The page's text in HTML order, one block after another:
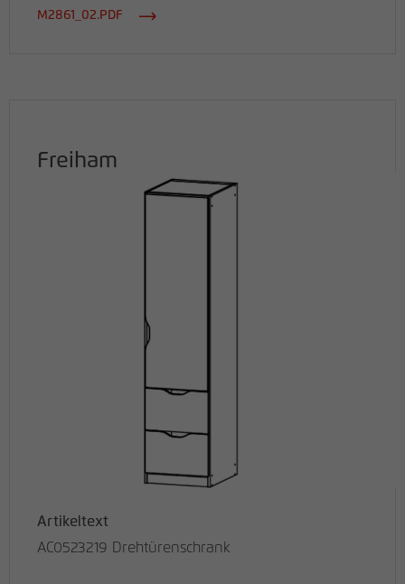
M2861_02.PDF
Freiham
Artikeltext
AC0523219 Drehtürenschrank